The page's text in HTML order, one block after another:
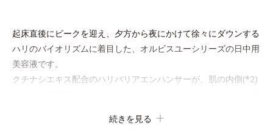
起床直後にピークを迎え、夕方から夜にかけて徐々にダウンする
ハリのバイオリズムに着目した、オルビスユーシリーズの日中用
美容液です。
クチナシエキス配合のハリバリアエンハンサーが、肌の内側(*2)
り、外的刺激から肌を守ります。
続きを見る